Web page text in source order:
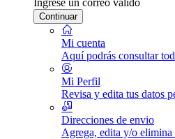
Continuar
Mi cuenta
Aquí podrás consultar
Mi Perfil
Revisa y edita tus datos
Direcciones de envio
Agrega, edita y/o elimina